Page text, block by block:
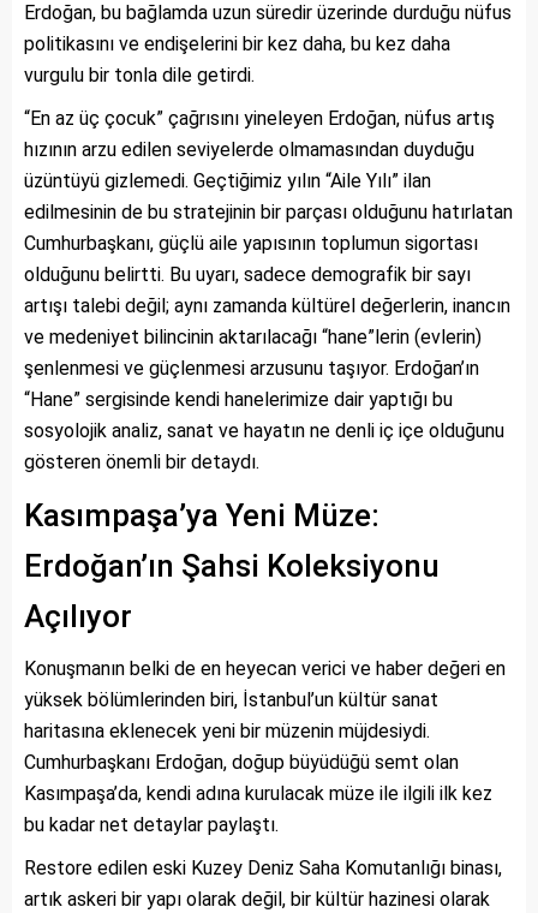
Erdoğan, bu bağlamda uzun süredir üzerinde durduğu nüfus
politikasını ve endişelerini bir kez daha, bu kez daha
vurgulu bir tonla dile getirdi.
“En az üç çocuk” çağrısını yineleyen Erdoğan, nüfus artış
hızının arzu edilen seviyelerde olmamasından duyduğu
üzüntüyü gizlemedi. Geçtiğimiz yılın “Aile Yılı” ilan
edilmesinin de bu stratejinin bir parçası olduğunu hatırlatan
Cumhurbaşkanı, güçlü aile yapısının toplumun sigortası
olduğunu belirtti. Bu uyarı, sadece demografik bir sayı
artışı talebi değil; aynı zamanda kültürel değerlerin, inancın
ve medeniyet bilincinin aktarılacağı “hane”lerin (evlerin)
şenlenmesi ve güçlenmesi arzusunu taşıyor. Erdoğan’ın
“Hane” sergisinde kendi hanelerimize dair yaptığı bu
sosyolojik analiz, sanat ve hayatın ne denli iç içe olduğunu
gösteren önemli bir detaydı.
Kasımpaşa’ya Yeni Müze:
Erdoğan’ın Şahsi Koleksiyonu
Açılıyor
Konuşmanın belki de en heyecan verici ve haber değeri en
yüksek bölümlerinden biri, İstanbul’un kültür sanat
haritasına eklenecek yeni bir müzenin müjdesiydi.
Cumhurbaşkanı Erdoğan, doğup büyüdüğü semt olan
Kasımpaşa’da, kendi adına kurulacak müze ile ilgili ilk kez
bu kadar net detaylar paylaştı.
Restore edilen eski Kuzey Deniz Saha Komutanlığı binası,
artık askeri bir yapı olarak değil, bir kültür hazinesi olarak